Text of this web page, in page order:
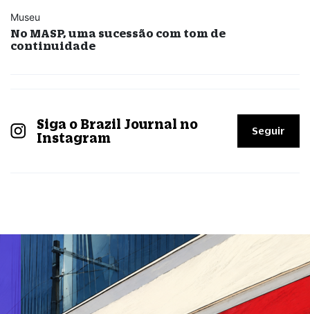
Museu
No MASP, uma sucessão com tom de
continuidade
Siga o Brazil Journal no
Instagram
Seguir